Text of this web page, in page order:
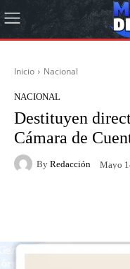
Inicio Nacional
NACIONAL
Destituyen
Cámara de
By Redacción Mayo